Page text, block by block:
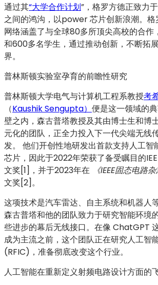
通过其“大学合作计划”，格罗方德正致力
之间的鸿沟，以power 芯片创新浪潮。格
网络涵盖了与全球80多所顶尖高校的合作
和600多名学生，通过推动创新，不断拓
界。
普林斯顿实验室孕育的前瞻性研究
普林斯顿大学电气与计算机工程系教授考
（Kaushik Sengupta） 便是这一领域的
壁之内，森古普塔教授及其由博士生和博
元化的团队，正全力投入下一代尖端无线
发。 他们开创性地研发出首款支持人工智
芯片，因此于2022年荣获了备受瞩目的
文奖[1]，并于2023年在 《IEEE固态电路杂
文奖[2]。
这项技术是汽车雷达、自主系统和机器人
森古普塔和他的团队致力于研究智能环境
些进步的幕后无线接口。在像 ChatGPT
成为主流之前，这个团队正在研究人工智
(RFIC)，准备彻底改变这个行业。
人工智能在重新定义射频电路设计方面的